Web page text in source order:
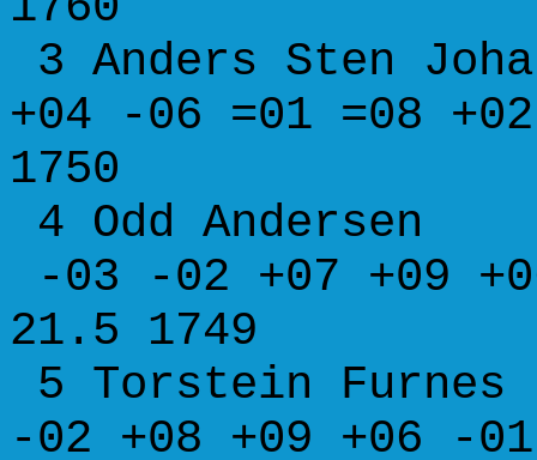
3 Anders Sten
+04 -06 =01 =08
1750
4 Odd
-03 -02 +07
21.5 1749
5 Torstein
-02 +08 +09 +06